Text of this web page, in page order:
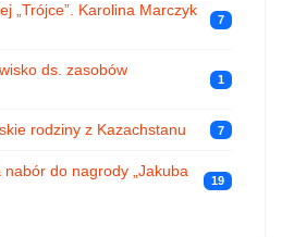
„Trójce”. Karolina Marczyk
7
ds. zasobów
1
rodziny z Kazachstanu 7
nabór do nagrody „Jakuba
19